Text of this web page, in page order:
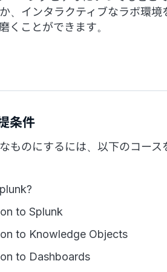
、インタラクティブなラボ環境
くことができます。
条件
ものにするには、以下のコース
to Splunk
to Knowledge Objects
to Dashboards